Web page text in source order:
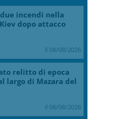
incendi nella
dopo attacco
il 08/08/2026
relitto di epoca
largo di Mazara del
il 08/08/2026